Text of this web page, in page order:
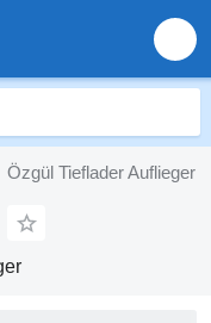
Özgül Tieflader Auflieger